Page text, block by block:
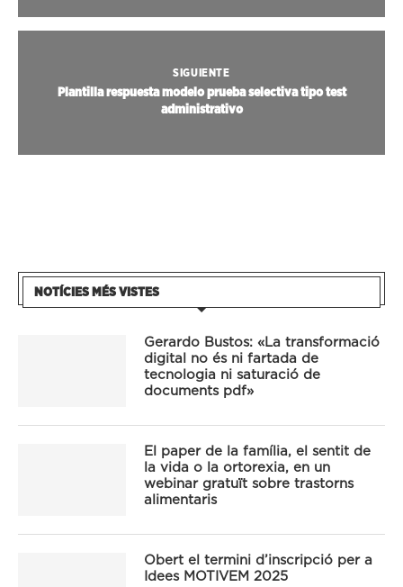
SIGUIENTE
Plantilla respuesta modelo prueba selectiva tipo test
administrativo
NOTÍCIES MÉS VISTES
Gerardo Bustos: «La transformació
digital no és ni fartada de
tecnologia ni saturació de
documents pdf»
El paper de la família, el sentit de
la vida o la ortorexia, en un
webinar gratuït sobre trastorns
alimentaris
Obert el termini d’inscripció per a
Idees MOTIVEM 2025